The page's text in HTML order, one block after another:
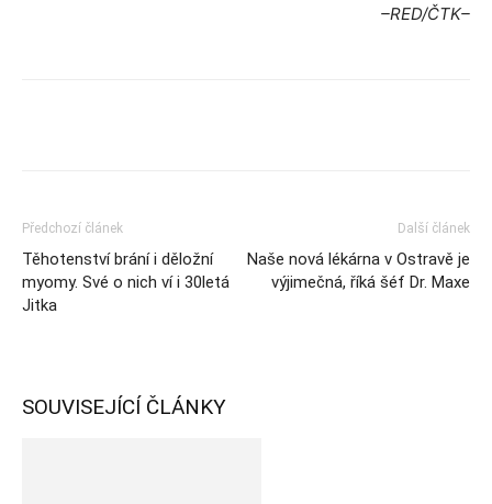
–RED/ČTK–
Předchozí článek
Těhotenství brání i děložní
myomy. Své o nich ví i 30letá
Jitka
Další článek
Naše nová lékárna v Ostravě je
výjimečná, říká šéf Dr. Maxe
SOUVISEJÍCÍ ČLÁNKY